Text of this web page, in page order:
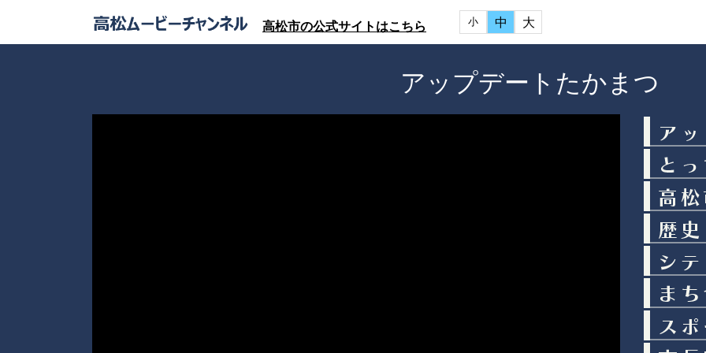
高松市の公式サイトはこちら 小 中 大
アップデートたかまつ